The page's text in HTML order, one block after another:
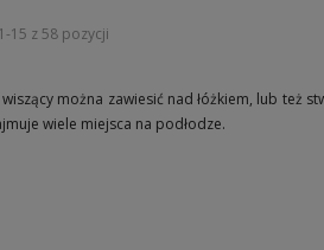
15 z 58 pozycji
można zawiesić nad łóżkiem, lub też
wiele miejsca na podłodze.